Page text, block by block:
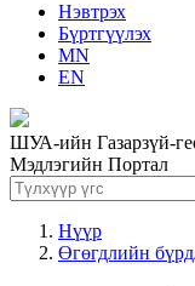
Нэвтрэх
Бүртгүүлэх
MN
EN
ШУА-ийн Газарзүй-
Мэдлэгийн Портал
Нүүр
Өгөгдлийн